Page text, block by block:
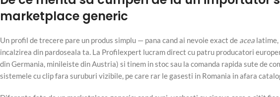
marketplace generic
Un profil de trecere pare un produs simplu — pana cand ai nevoie exact de acea latime,
incalzirea din pardoseala ta. La Profilexpert lucram direct cu patru producatori
din Germania, minileiste din Austria) si tinem in stoc sau la comanda rapida sute de
sistemele cu clip fara suruburi vizibile, pe care rar le gasesti in Romania in afara